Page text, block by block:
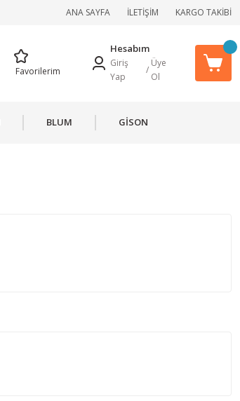
ANA SAYFA İLETİŞİM KARGO TAKİBİ
Favorilerim
Hesabım
Giriş
Yap
/
Üye
Ol
BLUM GİSON